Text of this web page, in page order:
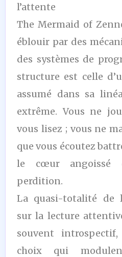
l’attente
The Mermaid of
éblouir par des
des systèmes de
structure est celle
assumé dans sa
extrême. Vous ne
vous lisez ; vous ne
que vous écoutez
le cœur angoissé
perdition.
La quasi-totalité de
sur la lecture
souvent
choix qui